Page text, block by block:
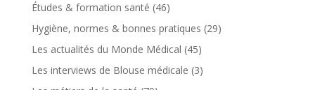
Études & formation santé (46)
Hygiène, normes & bonnes pratiques (29)
Les actualités du Monde Médical (45)
Les interviews de Blouse médicale (3)